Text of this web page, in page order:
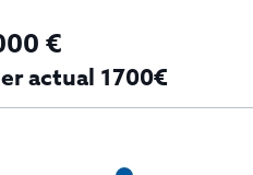
€
actual 1700€